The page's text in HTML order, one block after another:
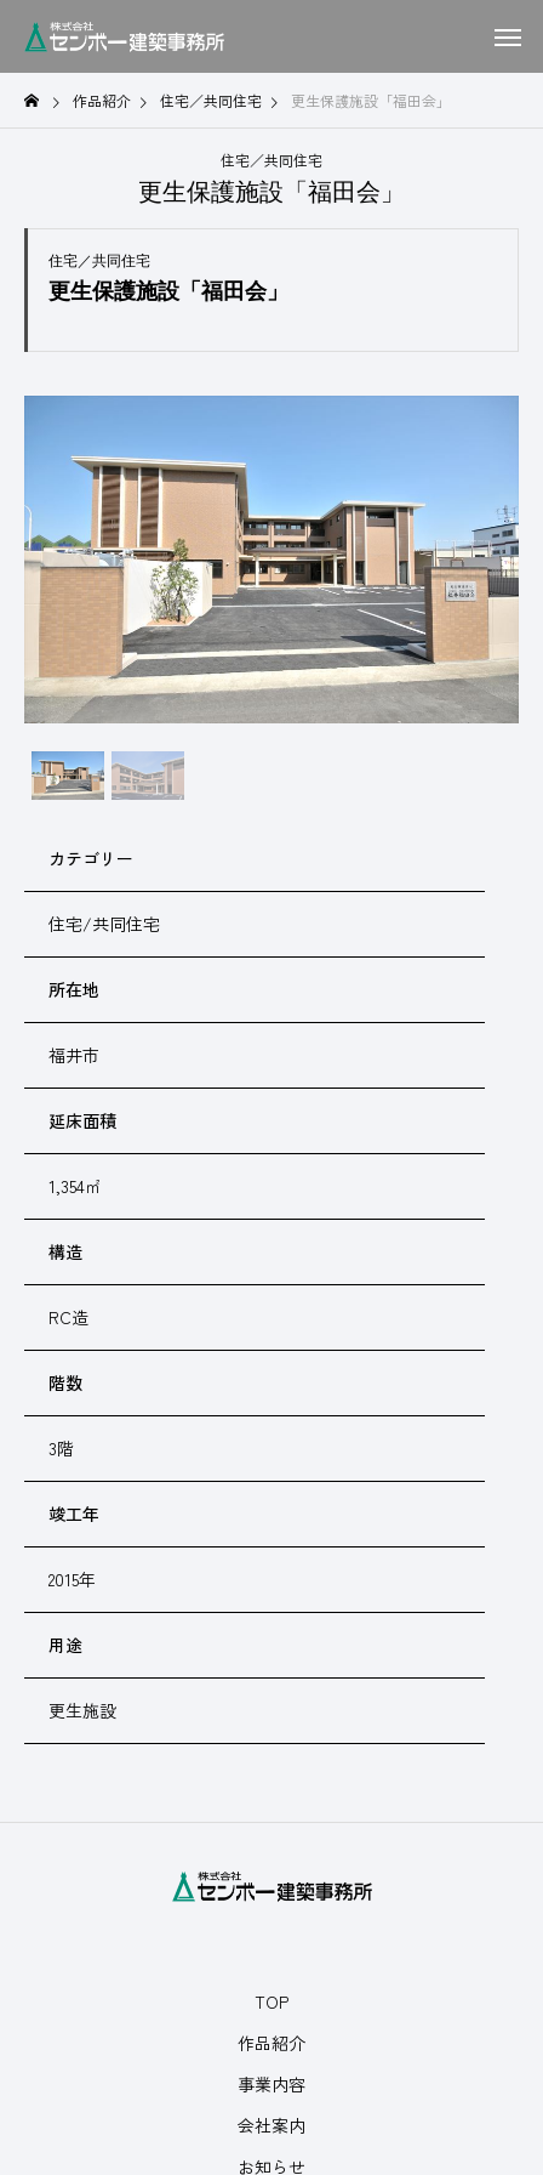
作品紹介 住宅／共同住宅 更生保護施設「福田会」
住宅／共同住宅
更生保護施設「福田会」
住宅／共同住宅
更生保護施設「福田会」
カテゴリー
住宅/共同住宅
所在地
福井市
延床面積
1,354㎡
構造
RC造
階数
3階
竣工年
2015年
用途
更生施設
TOP
作品紹介
事業内容
会社案内
お知らせ